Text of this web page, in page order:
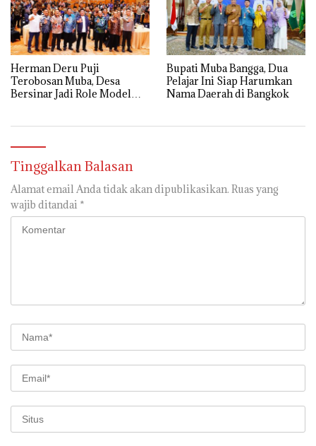
Herman Deru Puji
Terobosan Muba, Desa
Bersinar Jadi Role Model
Bupati Muba Bangga, Dua
Pelajar Ini Siap Harumkan
Nama Daerah di Bangkok
Tinggalkan Balasan
Alamat email Anda tidak akan dipublikasikan. Ruas yang
wajib ditandai *